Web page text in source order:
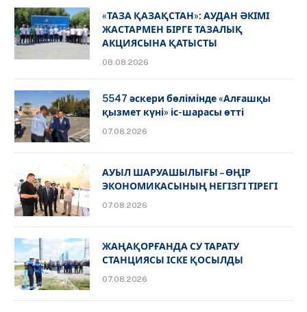
«ТАЗА ҚАЗАҚСТАН»: АУДАН ӘКІМІ
ЖАСТАРМЕН БІРГЕ ТАЗАЛЫҚ
АКЦИЯСЫНА ҚАТЫСТЫ
08.08.2026
5547 әскери бөлімінде «Алғашқы
қызмет күні» іс-шарасы өтті
07.08.2026
АУЫЛ ШАРУАШЫЛЫҒЫ – ӨҢІР
ЭКОНОМИКАСЫНЫҢ НЕГІЗГІ ТІРЕГІ
07.08.2026
ЖАҢАҚОРҒАНДА СУ ТАРАТУ
СТАНЦИЯСЫ ІСКЕ ҚОСЫЛДЫ
07.08.2026